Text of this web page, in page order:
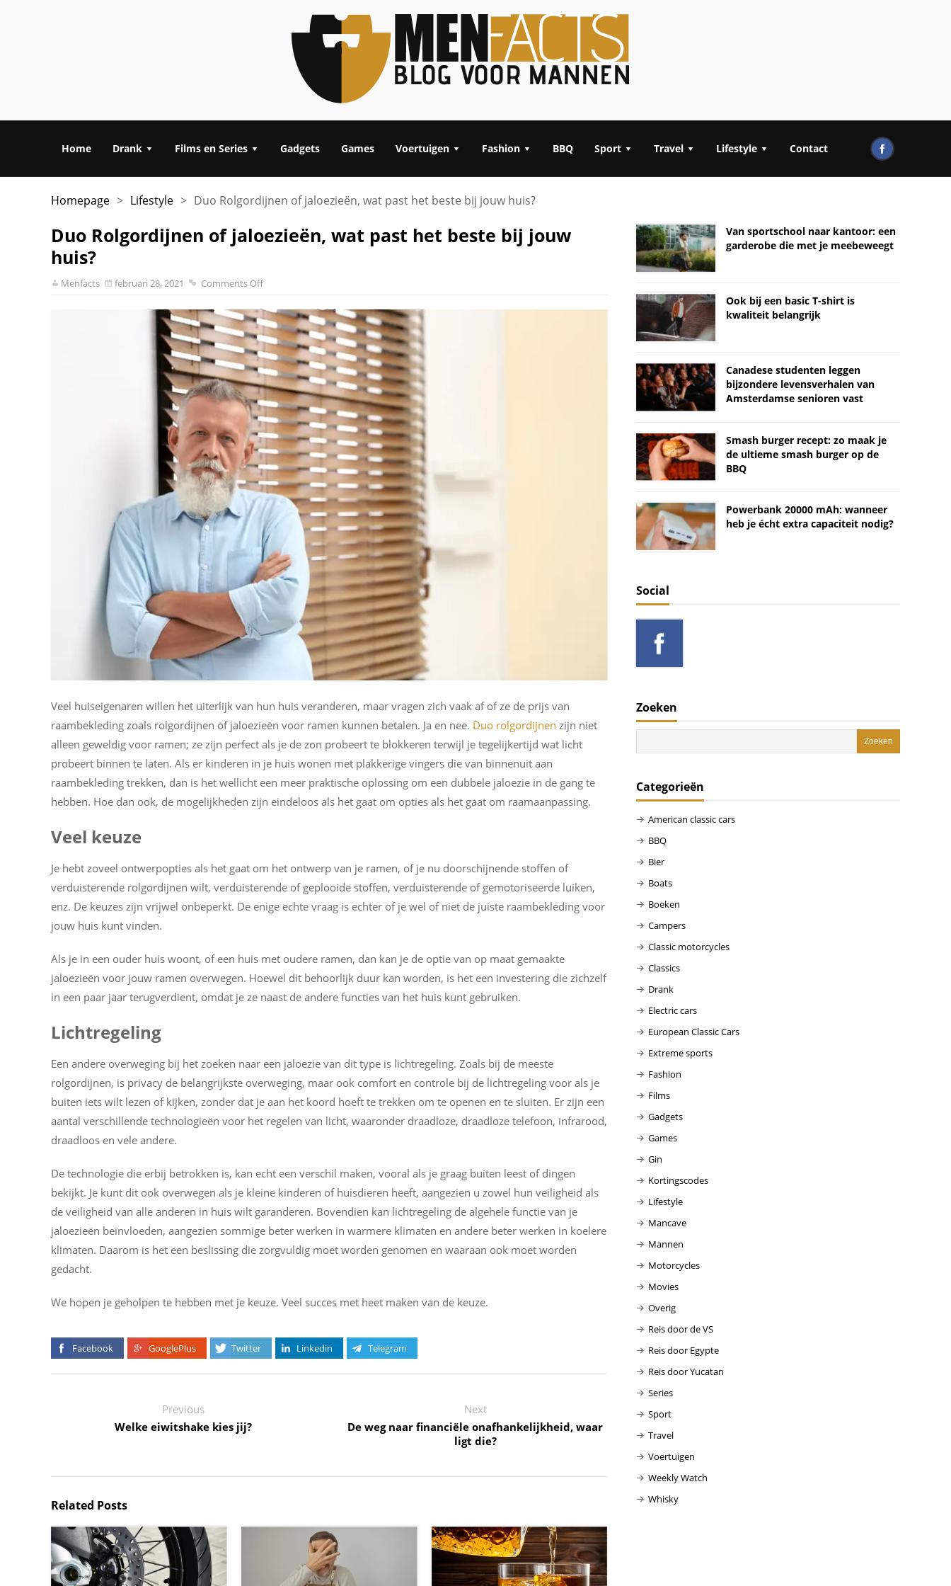
Home Drank Films en Series Gadgets Games Voertuigen Fashion BBQ Sport Travel Lifestyle Contact
Homepage > Lifestyle > Duo Rolgordijnen of jaloezieën, wat past het beste bij jouw huis?
Duo Rolgordijnen of jaloezieën, wat past het beste bij jouw
huis?
Menfacts februari 28, 2021 Comments Off
Veel huiseigenaren willen het uiterlijk van hun huis veranderen, maar vragen zich vaak af of ze de prijs van
raambekleding zoals rolgordijnen of jaloezieën voor ramen kunnen betalen. Ja en nee. Duo rolgordijnen zijn niet
alleen geweldig voor ramen; ze zijn perfect als je de zon probeert te blokkeren terwijl je tegelijkertijd wat licht
probeert binnen te laten. Als er kinderen in je huis wonen met plakkerige vingers die van binnenuit aan
raambekleding trekken, dan is het wellicht een meer praktische oplossing om een dubbele jaloezie in de gang te
hebben. Hoe dan ook, de mogelijkheden zijn eindeloos als het gaat om opties als het gaat om raamaanpassing.
Veel keuze
Je hebt zoveel ontwerpopties als het gaat om het ontwerp van je ramen, of je nu doorschijnende stoffen of
verduisterende rolgordijnen wilt, verduisterende of geplooide stoffen, verduisterende of gemotoriseerde luiken,
enz. De keuzes zijn vrijwel onbeperkt. De enige echte vraag is echter of je wel of niet de juiste raambekleding voor
jouw huis kunt vinden.
Als je in een ouder huis woont, of een huis met oudere ramen, dan kan je de optie van op maat gemaakte
jaloezieën voor jouw ramen overwegen. Hoewel dit behoorlijk duur kan worden, is het een investering die zichzelf
in een paar jaar terugverdient, omdat je ze naast de andere functies van het huis kunt gebruiken.
Lichtregeling
Een andere overweging bij het zoeken naar een jaloezie van dit type is lichtregeling. Zoals bij de meeste
rolgordijnen, is privacy de belangrijkste overweging, maar ook comfort en controle bij de lichtregeling voor als je
buiten iets wilt lezen of kijken, zonder dat je aan het koord hoeft te trekken om te openen en te sluiten. Er zijn een
aantal verschillende technologieën voor het regelen van licht, waaronder draadloze, draadloze telefoon, infrarood,
draadloos en vele andere.
De technologie die erbij betrokken is, kan echt een verschil maken, vooral als je graag buiten leest of dingen
bekijkt. Je kunt dit ook overwegen als je kleine kinderen of huisdieren heeft, aangezien u zowel hun veiligheid als
de veiligheid van alle anderen in huis wilt garanderen. Bovendien kan lichtregeling de algehele functie van je
jaloezieën beïnvloeden, aangezien sommige beter werken in warmere klimaten en andere beter werken in koelere
klimaten. Daarom is het een beslissing die zorgvuldig moet worden genomen en waaraan ook moet worden
gedacht.
We hopen je geholpen te hebben met je keuze. Veel succes met heet maken van de keuze.
Facebook GooglePlus Twitter Linkedin Telegram
Previous
Welke eiwitshake kies jij?
Next
De weg naar financiële onafhankelijkheid, waar
ligt die?
Related Posts
Van sportschool naar kantoor: een
garderobe die met je meebeweegt
Ook bij een basic T-shirt is
kwaliteit belangrijk
Canadese studenten leggen
bijzondere levensverhalen van
Amsterdamse senioren vast
Smash burger recept: zo maak je
de ultieme smash burger op de
BBQ
Powerbank 20000 mAh: wanneer
heb je écht extra capaciteit nodig?
Social
Zoeken
Categorieën
American classic cars
BBQ
Bier
Boats
Boeken
Campers
Classic motorcycles
Classics
Drank
Electric cars
European Classic Cars
Extreme sports
Fashion
Films
Gadgets
Games
Gin
Kortingscodes
Lifestyle
Mancave
Mannen
Motorcycles
Movies
Overig
Reis door de VS
Reis door Egypte
Reis door Yucatan
Series
Sport
Travel
Voertuigen
Weekly Watch
Whisky